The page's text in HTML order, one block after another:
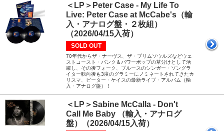
＜LP＞Peter Case - My Life To
Live: Peter Case at McCabe's（輸
入・アナログ盤・２枚組）
（2026/04/15入荷）
SOLD OUT
70年代からザ・ナーヴス、ザ・プリムソウルズなどウェ
ストコースト・パンク＆パワーポップの草分けとして活
躍し、その後フォーク、ブルースのシンガー・ソングラ
イター転向後も3度のグラミーにノミネートされてきたカ
リスマ、ピーター・ケイスの最新ライブ・アルバム（輸
入・アナログ盤）！
＜LP＞Sabine McCalla - Don't
Call Me Baby （輸入・アナログ
盤）（2026/04/15入荷）